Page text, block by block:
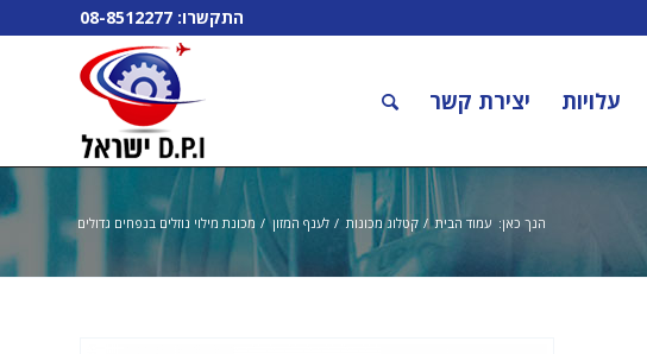
התקשרו: 08-8512277
עלויות יצירת קשר
הנך כאן: עמוד הבית / קטלוג מכונות / לענף המזון / מכונת מילוי נוזלים בנפחים גדולים